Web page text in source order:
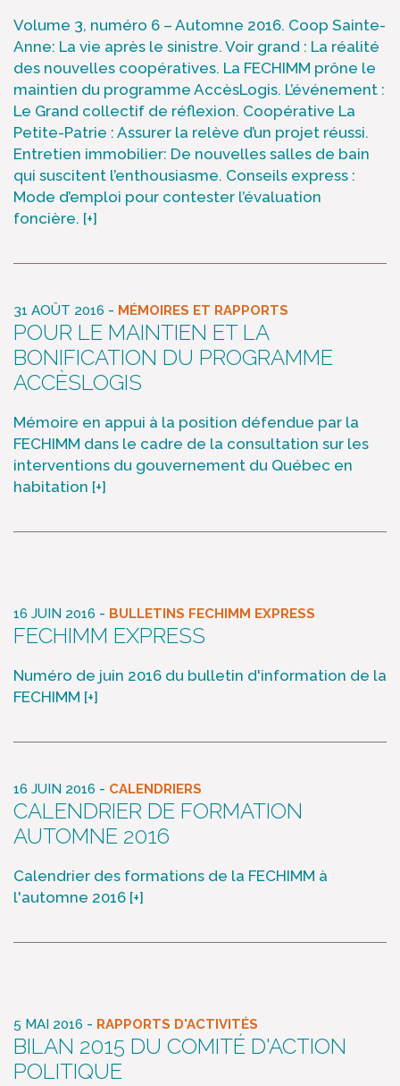
Volume 3, numéro 6 – Automne 2016. Coop Sainte-
Anne: La vie après le sinistre. Voir grand : La réalité
des nouvelles coopératives. La FECHIMM prône le
maintien du programme AccèsLogis. L’événement :
Le Grand collectif de réflexion. Coopérative La
Petite-Patrie : Assurer la relève d’un projet réussi.
Entretien immobilier: De nouvelles salles de bain
qui suscitent l’enthousiasme. Conseils express :
Mode d’emploi pour contester l’évaluation
foncière. [+]
31 AOÛT 2016 - MÉMOIRES ET RAPPORTS
POUR LE MAINTIEN ET LA
BONIFICATION DU PROGRAMME
ACCÈSLOGIS
Mémoire en appui à la position défendue par la
FECHIMM dans le cadre de la consultation sur les
interventions du gouvernement du Québec en
habitation [+]
16 JUIN 2016 - BULLETINS FECHIMM EXPRESS
FECHIMM EXPRESS
Numéro de juin 2016 du bulletin d'information de la
FECHIMM [+]
16 JUIN 2016 - CALENDRIERS
CALENDRIER DE FORMATION
AUTOMNE 2016
Calendrier des formations de la FECHIMM à
l'automne 2016 [+]
5 MAI 2016 - RAPPORTS D'ACTIVITÉS
BILAN 2015 DU COMITÉ D'ACTION
POLITIQUE